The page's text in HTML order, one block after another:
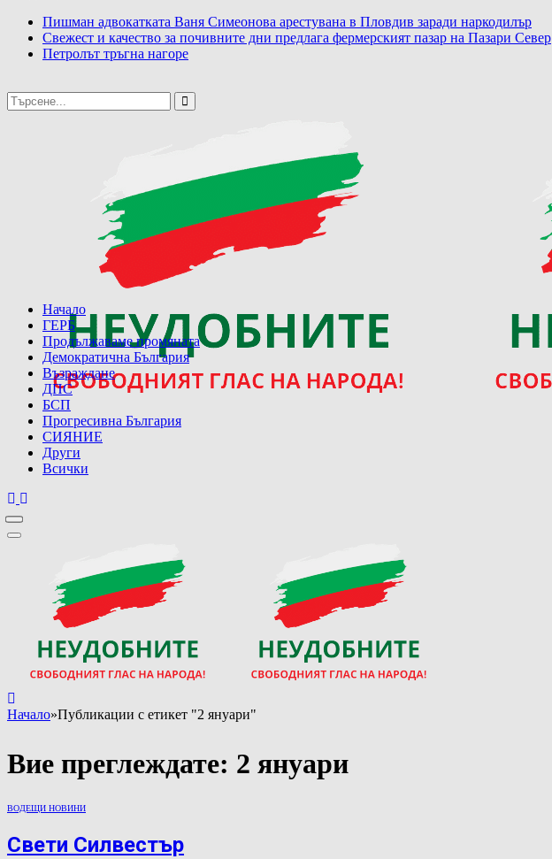
Пишман адвокатката Ваня Симеонова арестувана в Пловдив заради наркодилър
Свежест и качество за почивните дни предлага фермерският пазар на Пазари Север
Петролът тръгна нагоре
Начало
ГЕРБ
Продължаваме промяната
Демократична България
Възраждане
ДПС
БСП
Прогресивна България
СИЯНИЕ
Други
Всички
Начало»Публикации с етикет "2 януари"
Вие преглеждате: 2 януари
ВОДЕЩИ НОВИНИ
Свети Силвестър